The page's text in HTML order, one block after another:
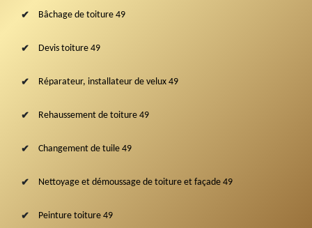
Bâchage de toiture 49
Devis toiture 49
Réparateur, installateur de velux 49
Rehaussement de toiture 49
Changement de tuile 49
Nettoyage et démoussage de toiture et façade 49
Peinture toiture 49